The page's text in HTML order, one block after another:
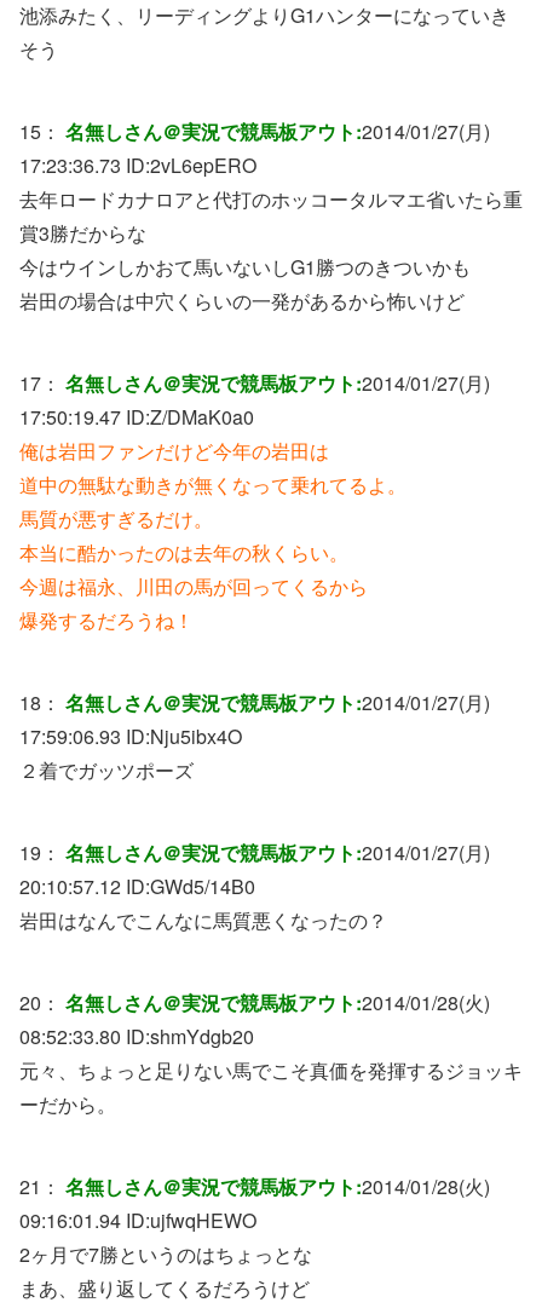
池添みたく、リーディングよりG1ハンターになっていき
そう
15： 名無しさん＠実況で競馬板アウト:2014/01/27(月)
17:23:36.73 ID:2vL6epERO
去年ロードカナロアと代打のホッコータルマエ省いたら重
賞3勝だからな
今はウインしかおて馬いないしG1勝つのきついかも
岩田の場合は中穴くらいの一発があるから怖いけど
17： 名無しさん＠実況で競馬板アウト:2014/01/27(月)
17:50:19.47 ID:Z/DMaK0a0
俺は岩田ファンだけど今年の岩田は
道中の無駄な動きが無くなって乗れてるよ。
馬質が悪すぎるだけ。
本当に酷かったのは去年の秋くらい。
今週は福永、川田の馬が回ってくるから
爆発するだろうね！
18： 名無しさん＠実況で競馬板アウト:2014/01/27(月)
17:59:06.93 ID:Nju5ibx4O
２着でガッツポーズ
19： 名無しさん＠実況で競馬板アウト:2014/01/27(月)
20:10:57.12 ID:GWd5/14B0
岩田はなんでこんなに馬質悪くなったの？
20： 名無しさん＠実況で競馬板アウト:2014/01/28(火)
08:52:33.80 ID:shmYdgb20
元々、ちょっと足りない馬でこそ真価を発揮するジョッキ
ーだから。
21： 名無しさん＠実況で競馬板アウト:2014/01/28(火)
09:16:01.94 ID:ujfwqHEWO
2ヶ月で7勝というのはちょっとな
まあ、盛り返してくるだろうけど